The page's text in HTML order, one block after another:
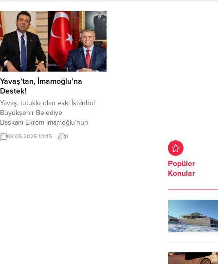
Yavaş’tan, İmamoğlu’na
Destek!
Yavaş, tutuklu olan eski İstanbul
Büyükşehir Belediye
Başkanı Ekrem İmamoğlu’nun
resmî X hesabına erişim engeli
getirilmesinden sonra dikkat çeken
08.05.2025 10:45 0
Popüler
Konular